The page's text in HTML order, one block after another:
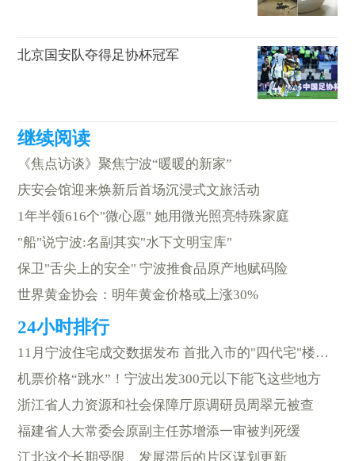
北京国安队夺得足协杯冠军
《焦点访谈》聚焦宁波“暖暖的新家”
庆安会馆迎来焕新后首场沉浸式文旅活动
1年半领616个"微心愿" 她用微光照亮特殊家庭
"船"说宁波:名副其实"水下文明宝库"
保卫"舌尖上的安全" 宁波推食品原产地赋码险
世界黄金协会：明年黄金价格或上涨30%
11月宁波住宅成交数据发布 首批入市的"四代宅"楼盘成为亮点
机票价格“跳水”！宁波出发300元以下能飞这些地方
浙江省人力资源和社会保障厅原调研员周翠元被查
福建省人大常委会原副主任苏增添一审被判死缓
江北这个长期受限、发展滞后的片区谋划更新